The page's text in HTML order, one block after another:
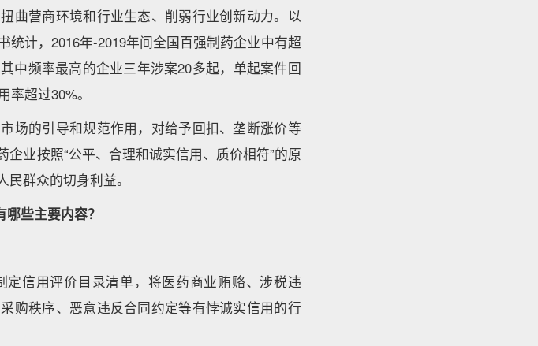
曲营商环境和行业生态、削弱行业创新动力。以
计，2016年-2019年间全国百强制药企业中有超
中频率最高的企业三年涉案20多起，单起案件回
超过30%。
场的引导和规范作用，对给予回扣、垄断涨价等
业按照“公平、合理和诚实信用、质价相符”的原
群众的切身利益。
些主要内容？
信用评价目录清单，将医药商业贿赂、涉税违
购秩序、恶意违反合同约定等有悖诚实信用的行